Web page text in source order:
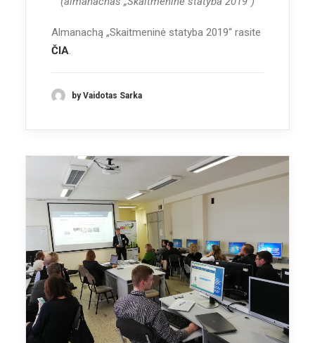
Almanachą „Skaitmeninė statyba 2019“ rasite
ČIA.
by Vaidotas Sarka